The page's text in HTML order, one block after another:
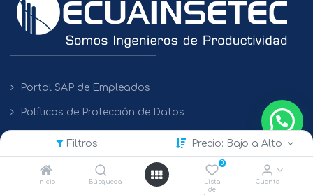
Filtros Precio: Bajo a Alto
Inicio Búsqueda
0
Lista
de
Cuenta
Portal SAP de Empleados
Políticas de Protección de Datos
Contacto